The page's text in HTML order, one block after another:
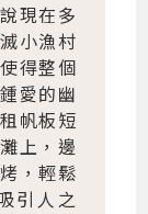
現在多
小漁村
得整個
愛的幽
帆板短
上，邊
，輕鬆
引人之